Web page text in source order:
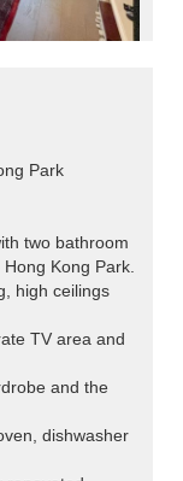
Park
two bathroom
Kong Park.
high ceilings
TV area and
and the
dishwasher